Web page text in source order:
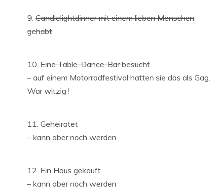
Candlelightdinner mit einem lieben Menschen
gehabt
Eine Table-Dance-Bar besucht
– auf einem Motorradfestival hatten sie das als Gag.
War witzig !
Geheiratet
– kann aber noch werden
Ein Haus gekauft
– kann aber noch werden